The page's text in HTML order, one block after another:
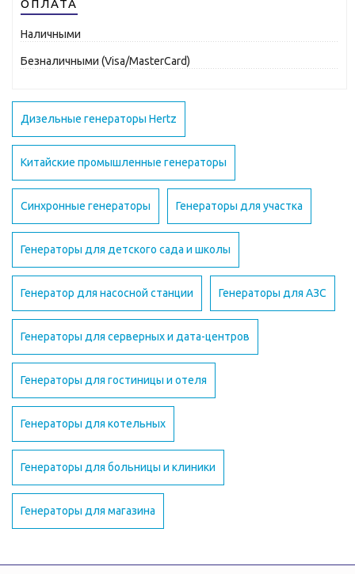
ОПЛАТА
Наличными
Безналичными (Visa/MasterCard)
Дизельные генераторы Hertz
Китайские промышленные генераторы
Синхронные генераторы Генераторы для участка
Генераторы для детского сада и школы
Генератор для насосной станции Генераторы для АЗС
Генераторы для серверных и дата-центров
Генераторы для гостиницы и отеля
Генераторы для котельных
Генераторы для больницы и клиники
Генераторы для магазина